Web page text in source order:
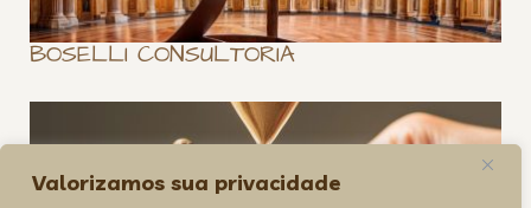
Valorizamos sua privacidade
BOSELLI CONSULTORIA